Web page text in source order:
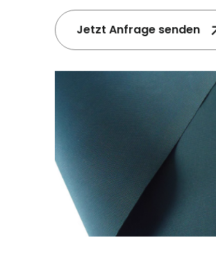
Jetzt Anfrage senden